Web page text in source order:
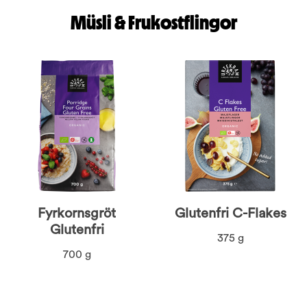
Müsli & Frukostflingor
Fyrkornsgröt
Glutenfri
700 g
Glutenfri C-Flakes
375 g